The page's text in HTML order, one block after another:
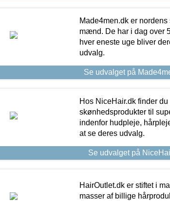
Made4men.dk er
mænd. De har i dag over
hver eneste uge bliver
udvalg.
Se udvalget på
Hos NiceHair.dk finder
skønhedsprodukter til
indenfor hudpleje,
at se deres udvalg.
Se udvalget på
HairOutlet.dk er stiftet i
masser af billige